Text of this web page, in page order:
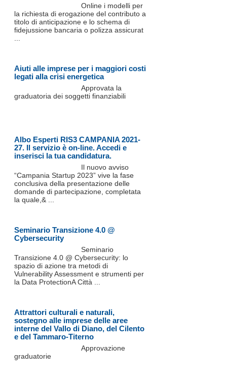
Online i modelli per
la richiesta di erogazione del contributo a
titolo di anticipazione e lo schema di
fidejussione bancaria o polizza assicurat
Aiuti alle imprese per i maggiori costi
legati alla crisi energetica
Approvata la
graduatoria dei soggetti finanziabili
Albo Esperti RIS3 CAMPANIA 2021-
27. Il servizio è on-line. Accedi e
inserisci la tua candidatura.
Il nuovo avviso
“Campania Startup 2023” vive la fase
conclusiva della presentazione delle
domande di partecipazione, completata
la quale,& ...
Seminario Transizione 4.0 @
Cybersecurity
Seminario
Transizione 4.0 @ Cybersecurity: lo
spazio di azione tra metodi di
Vulnerability Assessment e strumenti per
la Data ProtectionA Città ...
Attrattori culturali e naturali,
sostegno alle imprese delle aree
interne del Vallo di Diano, del Cilento
e del Tammaro-Titerno
Approvazione
graduatorie